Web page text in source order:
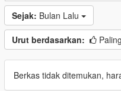
Sejak: Bulan Lalu
Urut berdasarkan:
Berkas tidak ditemukan,